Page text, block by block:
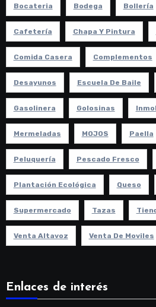
Bocateria Bodega Bollería
Cafetería Chapa Y Pintura
Comida Casera Complementos
Desayunos Escuela De Baile
Gasolinera Golosinas
Mermeladas MOJOS Paella
Peluquería Pescado Fresco
Plantación Ecológica Queso
Supermercado Tazas
Venta Altavoz Venta De Moviles
Enlaces de interés